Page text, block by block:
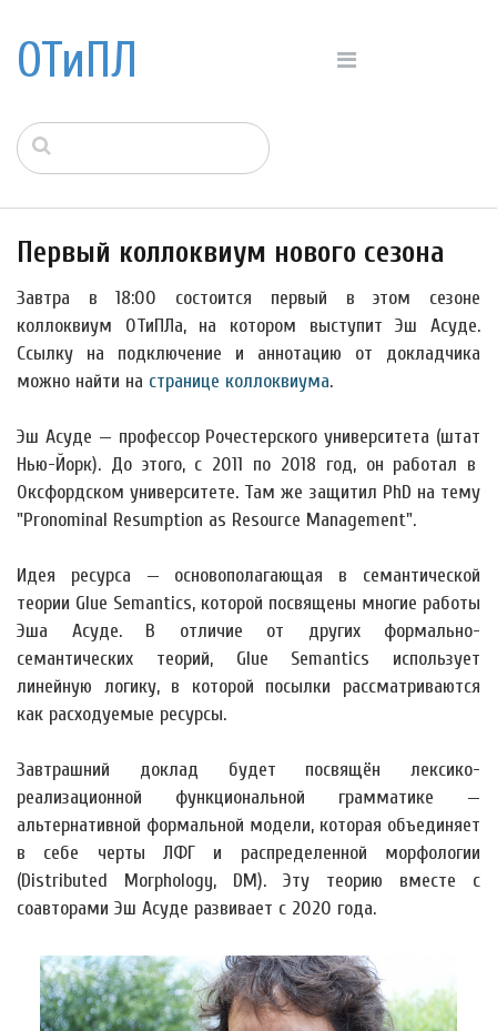
ОТиПЛ
Первый коллоквиум нового сезона
Завтра в 18:00 состоится первый в этом сезоне
коллоквиум ОТиПЛа, на котором выступит Эш Асуде.
Ссылку на подключение и аннотацию от докладчика
можно найти на странице коллоквиума.
Эш Асуде — профессор Рочестерского университета (штат
Нью-Йорк). До этого, с 2011 по 2018 год, он работал в
Оксфордском университете. Там же защитил PhD на тему
"Pronominal Resumption as Resource Management".
Идея ресурса — основополагающая в семантической
теории Glue Semantics, которой посвящены многие работы
Эша Асуде. В отличие от других формально-
семантических теорий, Glue Semantics использует
линейную логику, в которой посылки рассматриваются
как расходуемые ресурсы.
Завтрашний доклад будет посвящён лексико-
реализационной функциональной грамматике —
альтернативной формальной модели, которая объединяет
в себе черты ЛФГ и распределенной морфологии
(Distributed Morphology, DM). Эту теорию вместе с
соавторами Эш Асуде развивает с 2020 года.